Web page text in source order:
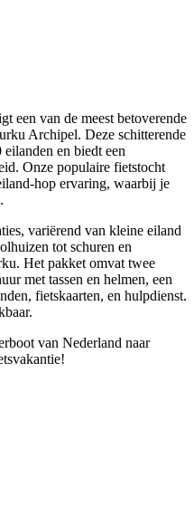
een van de meest betoverende
Archipel. Deze schitterende
en biedt een
Onze populaire fietstocht
hop ervaring, waarbij je
variërend van kleine eiland
tot schuren en
Het pakket omvat twee
met tassen en helmen, een
fietskaarten, en hulpdienst.
van Nederland naar